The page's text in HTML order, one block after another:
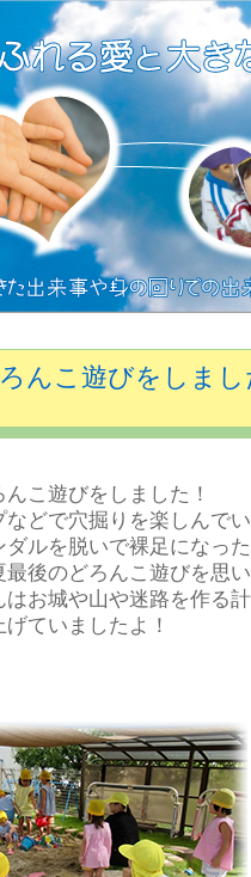
んこ遊びをしま
こ遊びをしました！
どで穴掘りを楽しんで
ダルを脱いで裸足になっ
最後のどろんこ遊びを思
はお城や山や迷路を作る
ていましたよ！